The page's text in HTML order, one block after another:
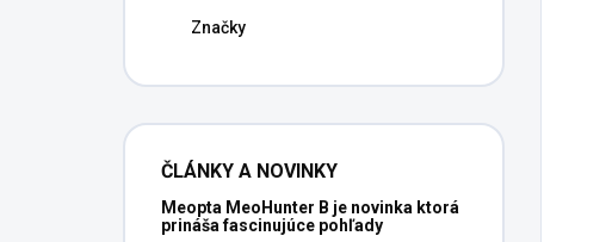
Značky
ČLÁNKY A NOVINKY
Meopta MeoHunter B je novinka ktorá
prináša fascinujúce pohľady